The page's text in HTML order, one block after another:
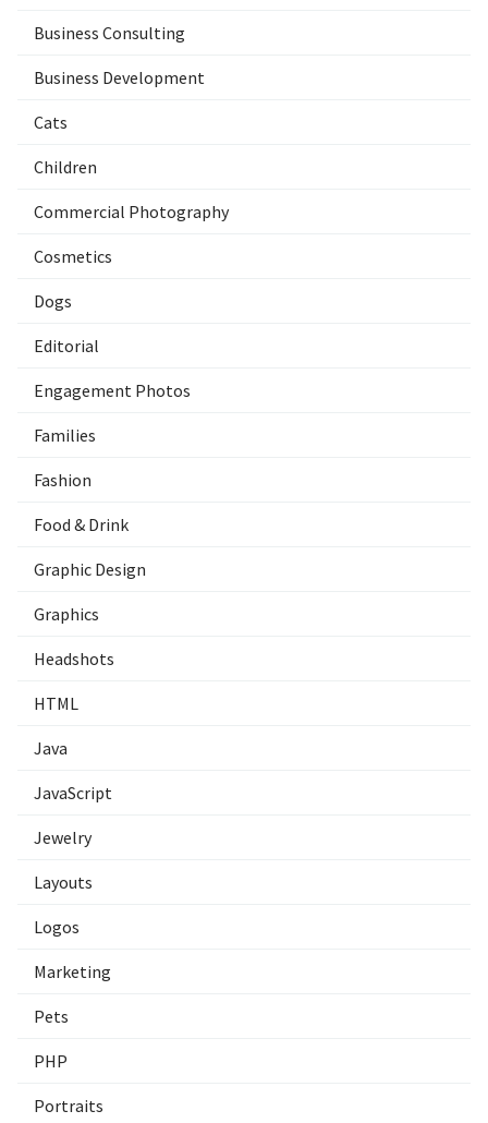
Business Consulting
Business Development
Cats
Children
Commercial Photography
Cosmetics
Dogs
Editorial
Engagement Photos
Families
Fashion
Food & Drink
Graphic Design
Graphics
Headshots
HTML
Java
JavaScript
Jewelry
Layouts
Logos
Marketing
Pets
PHP
Portraits